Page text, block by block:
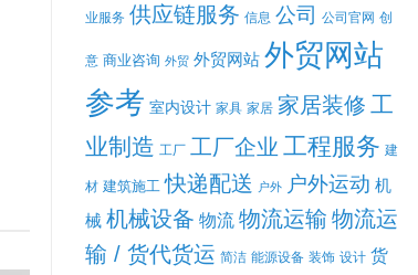
业服务 供应链服务 信息 公司 公司官网 创
意 商业咨询 外贸 外贸网站 外贸网站
参考 室内设计 家具 家居 家居装修 工
业制造 工厂 工厂企业 工程服务 建
材 建筑施工 快递配送 户外 户外运动 机
械 机械设备 物流 物流运输 物流运
输 / 货代货运 简洁 能源设备 装饰 设计 货